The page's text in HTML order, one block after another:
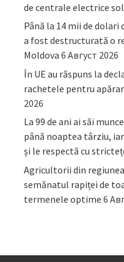
de centrale electrice
Până la 14 mii de dolari
a fost destructurată o
Moldova 6 Август 2026
În UE au răspuns la
rachetele pentru
2026
La 99 de ani ai săi
până noaptea târziu,
și le respectă cu
Agricultorii din
semănatul rapiței de
termenele optime 6